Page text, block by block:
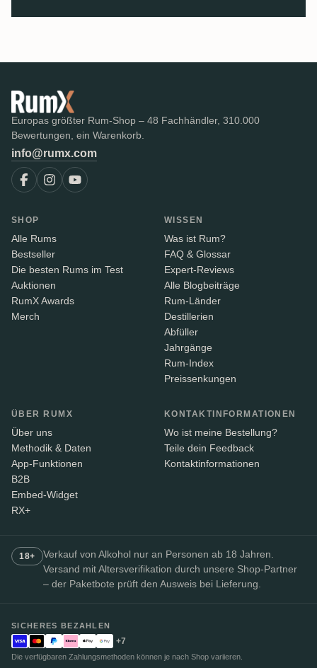
Europas größter Rum-Shop – 48 Fachhändler, 310.000
Bewertungen, ein Warenkorb.
info@rumx.com
SHOP
Alle Rums
Bestseller
Die besten Rums im Test
Auktionen
RumX Awards
Merch
WISSEN
Was ist Rum?
FAQ & Glossar
Expert-Reviews
Alle Blogbeiträge
Rum-Länder
Destillerien
Abfüller
Jahrgänge
Rum-Index
Preissenkungen
ÜBER RUMX
Über uns
Methodik & Daten
App-Funktionen
B2B
Embed-Widget
RX+
KONTAKTINFORMATIONEN
Wo ist meine Bestellung?
Teile dein Feedback
Kontaktinformationen
18+
Verkauf von Alkohol nur an Personen ab 18 Jahren.
Versand mit Altersverifikation durch unsere Shop-Partner
– der Paketbote prüft den Ausweis bei Lieferung.
SICHERES BEZAHLEN
+7
Die verfügbaren Zahlungsmethoden können je nach Shop variieren.